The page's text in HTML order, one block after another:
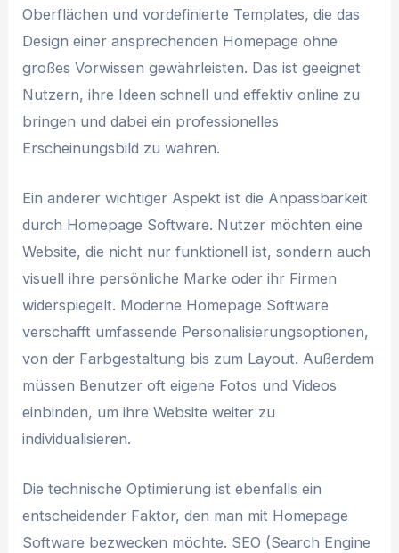
Oberflächen und vordefinierte Templates, die das
Design einer ansprechenden Homepage ohne
großes Vorwissen gewährleisten. Das ist geeignet
Nutzern, ihre Ideen schnell und effektiv online zu
bringen und dabei ein professionelles
Erscheinungsbild zu wahren.
Ein anderer wichtiger Aspekt ist die Anpassbarkeit
durch Homepage Software. Nutzer möchten eine
Website, die nicht nur funktionell ist, sondern auch
visuell ihre persönliche Marke oder ihr Firmen
widerspiegelt. Moderne Homepage Software
verschafft umfassende Personalisierungsoptionen,
von der Farbgestaltung bis zum Layout. Außerdem
müssen Benutzer oft eigene Fotos und Videos
einbinden, um ihre Website weiter zu
individualisieren.
Die technische Optimierung ist ebenfalls ein
entscheidender Faktor, den man mit Homepage
Software bezwecken möchte. SEO (Search Engine